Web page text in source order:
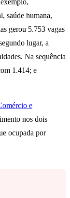
saúde humana,
gerou 5.753 vagas
lugar, a
Na sequência
1.414; e
e
nos dois
ocupada por